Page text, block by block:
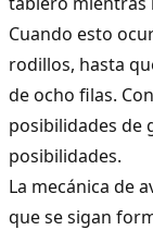
Cuando esto
rodillos, hasta
de ocho filas.
posibilidades de
posibilidades.
La mecánica de
que se sigan